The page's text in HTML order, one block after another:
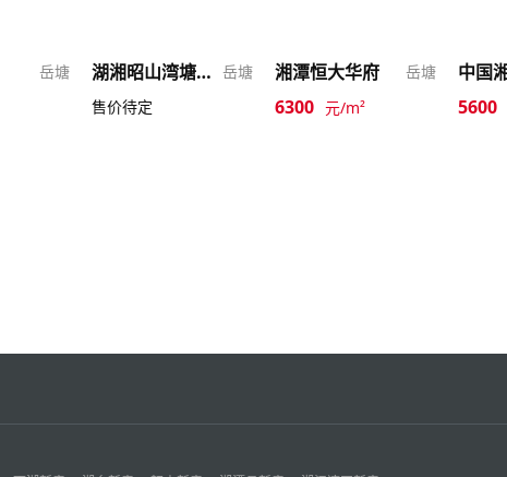
岳塘 湖湘昭山湾塘康养园 岳塘
售价待定
湘潭恒大华府 岳塘
6300 元/m² 5600